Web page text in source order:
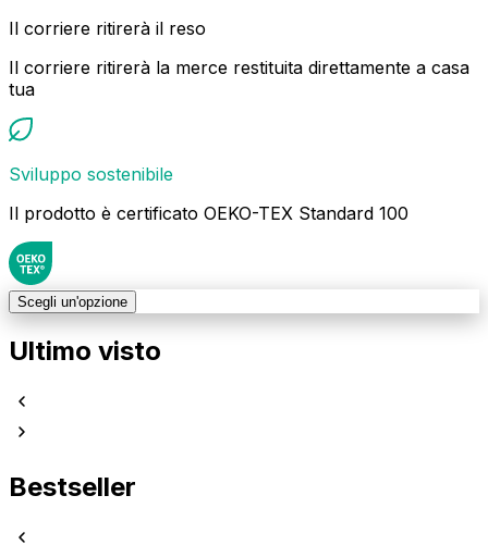
Il corriere ritirerà il reso
Il corriere ritirerà la merce restituita direttamente a casa
tua
Sviluppo sostenibile
Il prodotto è certificato OEKO-TEX Standard 100
Scegli un'opzione
Ultimo visto
Bestseller